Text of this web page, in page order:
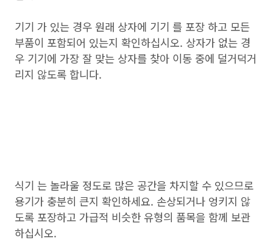
기기 가 있는 경우 원래 상자에 기기 를 포장 하고 모든
부품이 포함되어 있는지 확인하십시오. 상자가 없는 경
우 기기에 가장 잘 맞는 상자를 찾아 이동 중에 덜거덕거
리지 않도록 합니다.
식기 는 놀라울 정도로 많은 공간을 차지할 수 있으므로
용기가 충분히 큰지 확인하세요. 손상되거나 엉키지 않
도록 포장하고 가급적 비슷한 유형의 품목을 함께 보관
하십시오.